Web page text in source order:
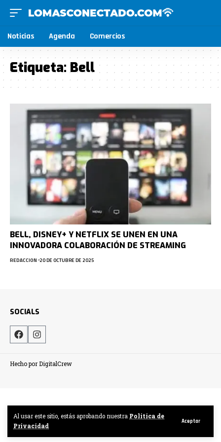
Al usar este sitio, estás aprobando nuestra Politica de
Privacidad
Aceptar
Noticias Agenda Comercios
Etiqueta:Bell
BELL, DISNEY+ Y NETFLIX SE UNEN EN UNA
INNOVADORA COLABORACIÓN DE STREAMING
REDACCION 20 DE OCTUBRE DE 2025
SOCIALS
Hecho por DigitalCrew